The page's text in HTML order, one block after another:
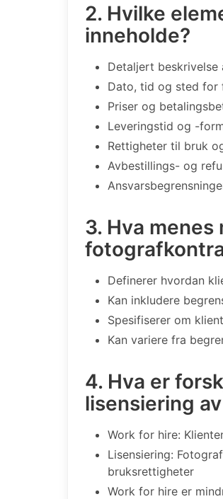
2. Hvilke
inneholde?
Detaljert beskrivelse
Dato, tid og sted for
Priser og
Leveringstid og -
Rettigheter til bruk
Avbestillings- og
3. Hva
Definerer hvordan
Kan inkludere
Spesifiserer om
Kan variere fra
4. Hva er
lisensiering
Work for hire:
Lisensiering:
bruksrettigheter
Work for hire er